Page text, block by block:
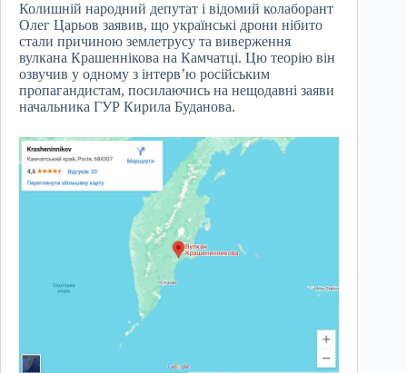
Колишній народний депутат і відомий колаборант
Олег Царьов заявив, що українські дрони нібито
стали причиною землетрусу та виверження
вулкана Крашеннікова на Камчатці. Цю теорію він
озвучив у одному з інтерв’ю російським
пропагандистам, посилаючись на нещодавні заяви
начальника ГУР Кирила Буданова.